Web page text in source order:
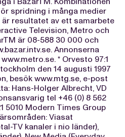
spridning i många medier
är resultatet av ett samarbete
Television, Metro och
är 08-588 30 000 och
Annonserna
* Orvesto 97:1
den 14 augusti 1997
besök www.mtg.se, e-post
Hans-Holger Albrecht, VD
tel +46 (0) 8 562
5010 Modern Times Group
Viasat
TV kanaler i nio länder),